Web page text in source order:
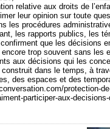
relative aux droits de
leur opinion sur toute
les procédures
les rapports publics, les
que les décisions
encore trop souvent sans les
aux décisions qui les
dans le temps, à
des espaces et des
protection-
participer-aux-